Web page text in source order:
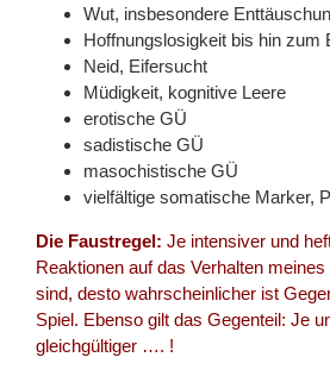
Wut, insbesondere
Hoffnungslosigkeit bis hin zum
Neid, Eifersucht
Müdigkeit, kognitive Leere
erotische GÜ
sadistische GÜ
masochistische GÜ
vielfältige somatische Marker,
Die Faustregel: Je intensiver und
Reaktionen auf das Verhalten
sind, desto wahrscheinlicher ist
Spiel. Ebenso gilt das Gegenteil: Je
gleichgültiger …. !